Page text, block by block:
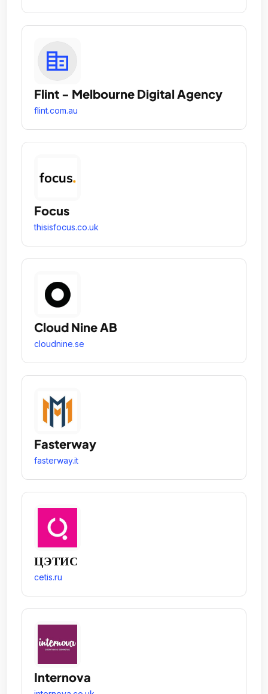
Flint - Melbourne Digital Agency
flint.com.au
Focus
thisisfocus.co.uk
Cloud Nine AB
cloudnine.se
Fasterway
fasterway.it
ЦЭТИС
cetis.ru
Internova